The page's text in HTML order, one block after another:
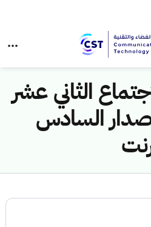
الثاني عشر
السادس